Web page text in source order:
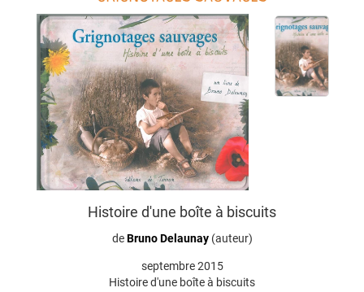
Histoire d'une boîte à biscuits
deBruno Delaunay(auteur)
septembre 2015
Histoire d'une boîte à biscuits